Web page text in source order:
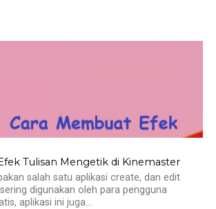
Tulisan Mengetik di Kinemaster
salah satu aplikasi create, dan edit
digunakan oleh para pengguna
aplikasi ini juga...